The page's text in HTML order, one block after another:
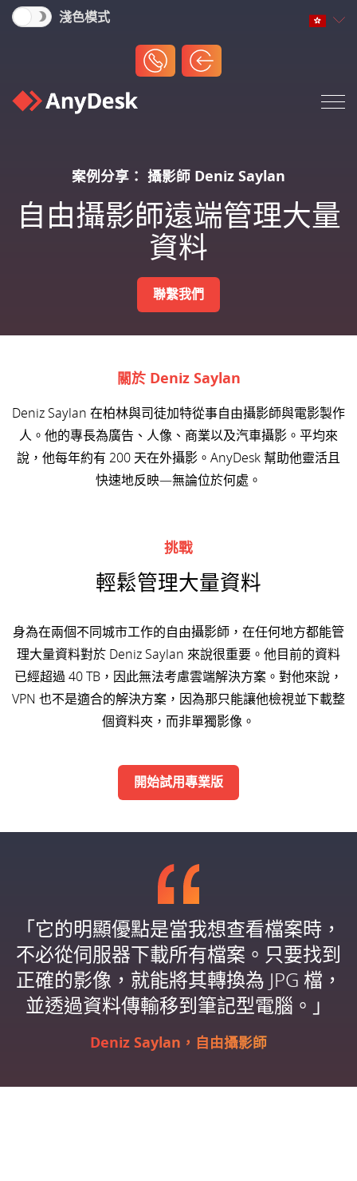
淺色模式
案例分享： 攝影師 Deniz Saylan
自由攝影師遠端管理大量
資料
聯繫我們
關於 Deniz Saylan
Deniz Saylan 在柏林與司徒加特從事自由攝影師與電影製作
人。他的專長為廣告、人像、商業以及汽車攝影。平均來
說，他每年約有 200 天在外攝影。AnyDesk 幫助他靈活且
快速地反映—無論位於何處。
挑戰
輕鬆管理大量資料
身為在兩個不同城市工作的自由攝影師，在任何地方都能管
理大量資料對於 Deniz Saylan 來說很重要。他目前的資料
已經超過 40 TB，因此無法考慮雲端解決方案。對他來說，
VPN 也不是適合的解決方案，因為那只能讓他檢視並下載整
個資料夾，而非單獨影像。
開始試用專業版
「它的明顯優點是當我想查看檔案時，
不必從伺服器下載所有檔案。只要找到
正確的影像，就能將其轉換為 JPG 檔，
並透過資料傳輸移到筆記型電腦。」
Deniz Saylan，自由攝影師